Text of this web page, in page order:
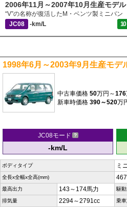
2006年11月～2007年10月生産モデル
“V”の名称が復活したM・ベンツ製ミニバン
JC08
-km/L
1998年6月～2003年9月生産モデ
中古車価格 50万円～176
新車時価格 390～520万
JC08モード
-km/L
ボディタイプ ミ
全長x全幅x全高(mm)
最高出力 143～174馬力 駆
排気量 2294～2791cc 乗